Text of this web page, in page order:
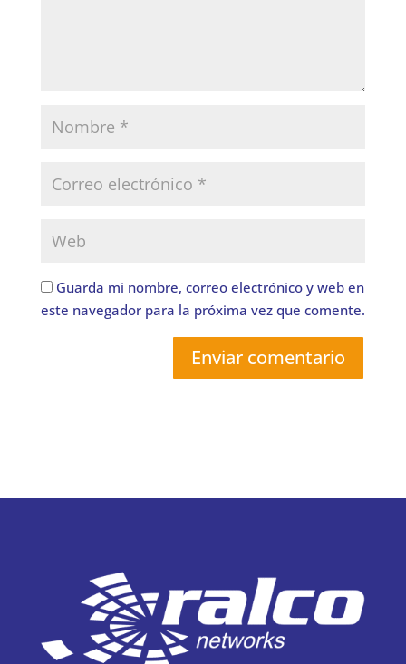
Guarda mi nombre, correo electrónico y web en
este navegador para la próxima vez que comente.
Enviar comentario